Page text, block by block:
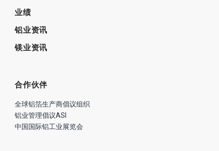
业绩
铝业资讯
镁业资讯
合作伙伴
全球铝箔生产商倡议组织
铝业管理倡议ASI
中国国际铝工业展览会